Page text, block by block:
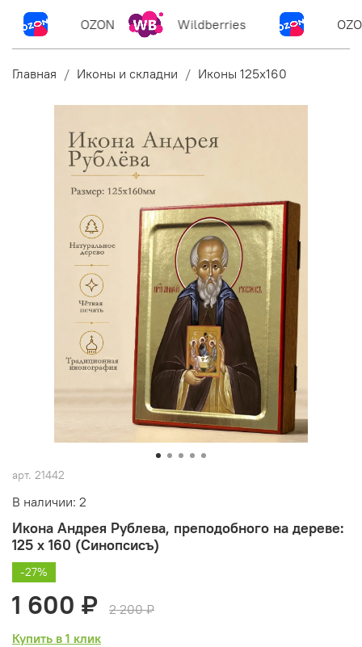
OZON Wildberries
Главная Иконы и складни Иконы 125х160
арт. 21442
В наличии: 2
Икона Андрея Рублева, преподобного на дереве:
125 х 160 (Синопсисъ)
-27%
1 600 ₽
2 200 ₽
Купить в 1 клик